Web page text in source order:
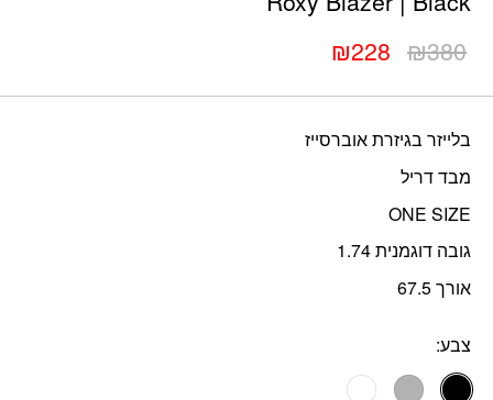
₪380
המחיר
המקורי
₪380.
₪228
המחיר
הנוכחי
₪228.
בלייזר בגיזרת אוברסייז
מבד דריל
ONE SIZE
גובה דוגמנית 1.74
אורך 67.5
צבע: